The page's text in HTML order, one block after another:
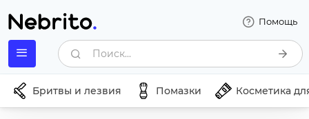
Помощь
Поиск...
Бритвы и лезвия Помазки Косметика